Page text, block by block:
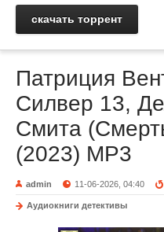
скачать торрент
Патриция
Силвер 13,
Смита
(2023) МР3
admin 11-06-2026, 04:40
Аудиокниги детективы